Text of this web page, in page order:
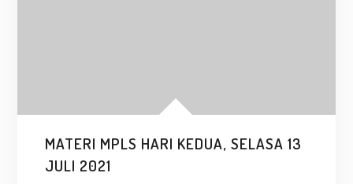
MATERI MPLS HARI KEDUA, SELASA 13
JULI 2021